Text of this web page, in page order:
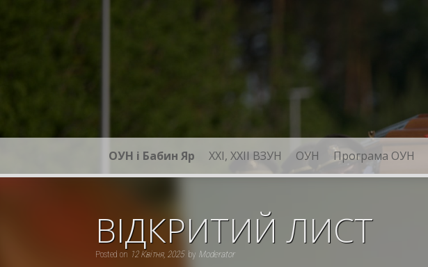
ОУН і Бабин Яр XXI, ХХІІ ВЗУН ОУН Програма ОУН
ВІДКРИТИЙ ЛИСТ
Posted on 12 Квітня, 2025 by Moderator